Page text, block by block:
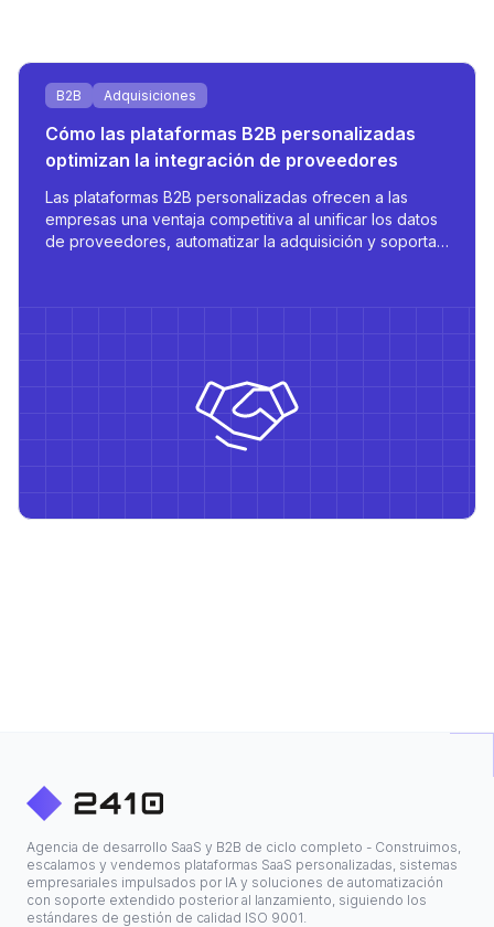
B2B Adquisiciones
Cómo las plataformas B2B personalizadas
optimizan la integración de proveedores
Las plataformas B2B personalizadas ofrecen a las
empresas una ventaja competitiva al unificar los datos
de proveedores, automatizar la adquisición y soportar
Agencia de desarrollo SaaS y B2B de ciclo completo - Construimos,
escalamos y vendemos plataformas SaaS personalizadas, sistemas
empresariales impulsados por IA y soluciones de automatización
con soporte extendido posterior al lanzamiento, siguiendo los
estándares de gestión de calidad ISO 9001.